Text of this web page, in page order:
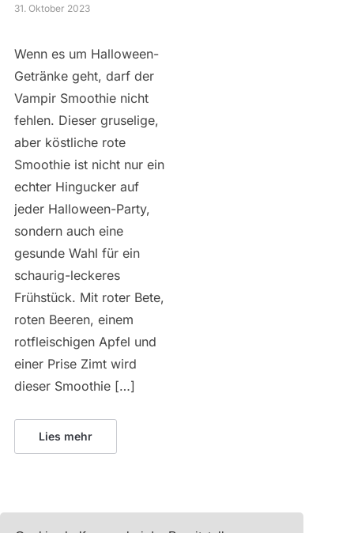
31. Oktober 2023
Wenn es um Halloween-
Getränke geht, darf der
Vampir Smoothie nicht
fehlen. Dieser gruselige,
aber köstliche rote
Smoothie ist nicht nur ein
echter Hingucker auf
jeder Halloween-Party,
sondern auch eine
gesunde Wahl für ein
schaurig-leckeres
Frühstück. Mit roter Bete,
roten Beeren, einem
rotfleischigen Apfel und
einer Prise Zimt wird
dieser Smoothie […]
Lies mehr